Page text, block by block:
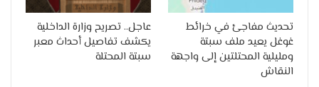
تحديث مفاجئ في خرائط
غوغل يعيد ملف سبتة
ومليلية المحتلتين إلى واجهة
النقاش
عاجل.. تصريح وزارة الداخلية
يكشف تفاصيل أحداث معبر
سبتة المحتلة